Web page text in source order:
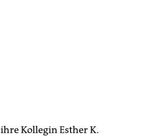
Kollegin Esther K.